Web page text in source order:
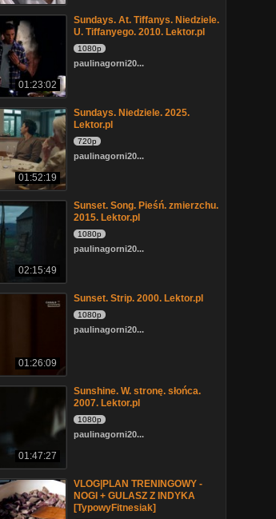
01:23:02
Sundays. At. Tiffanys. Niedziele.
U. Tiffanyego. 2010. Lektor.pl
1080p
paulinagorni20...
01:52:19
Sundays. Niedziele. 2025.
Lektor.pl
720p
paulinagorni20...
02:15:49
Sunset. Song. Pieśń. zmierzchu.
2015. Lektor.pl
1080p
paulinagorni20...
01:26:09
Sunset. Strip. 2000. Lektor.pl
1080p
paulinagorni20...
01:47:27
Sunshine. W. stronę. słońca.
2007. Lektor.pl
1080p
paulinagorni20...
VLOG|PLAN TRENINGOWY -
NOGI + GULASZ Z INDYKA
[TypowyFitnesiak]